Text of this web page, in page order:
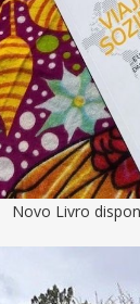
Novo Livro